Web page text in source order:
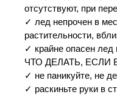
отсутствуют, при
✓ лед непрочен в
растительности,
✓ крайне опасен лед
ЧТО ДЕЛАТЬ,
✓ не паникуйте, не
✓ раскиньте руки в